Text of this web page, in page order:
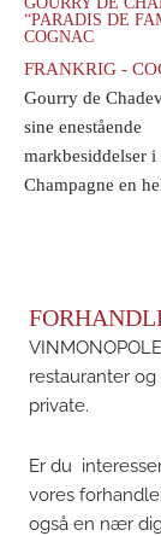
“PARADIS DE
COGNAC
FRANKRIG -
Gourry de
sine enestående
markbesiddelser i
Champagne en
restauranter
private.
Er du
vores
også en nær